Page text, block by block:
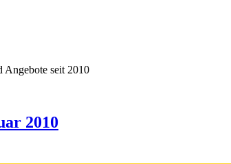
Angebote seit 2010
2010